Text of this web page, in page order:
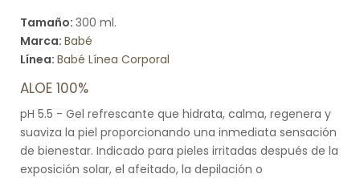
Tamaño: 300 ml.
Marca: Babé
Línea: Babé Línea Corporal
ALOE 100%
pH 5.5 - Gel refrescante que hidrata, calma, regenera y
suaviza la piel proporcionando una inmediata sensación
de bienestar. Indicado para pieles irritadas después de la
exposición solar, el afeitado, la depilación o